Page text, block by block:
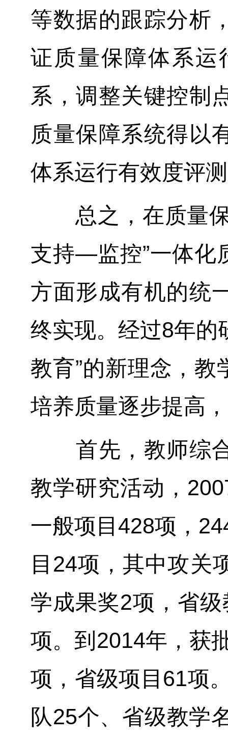
等数据的跟踪分析
证质量保障体系运
系，调整关键控制
质量保障系统得以
体系运行有效度评
总之，在质量保
支持—监控”一体化
方面形成有机的统
终实现。经过8年的
教育”的新理念，
培养质量逐步提高
首先，教师综合
教学研究活动，
一般项目428项，
目24项，其中攻关
学成果奖2项，省
项。到2014年，获
项，省级项目61项
队25个、省级教学